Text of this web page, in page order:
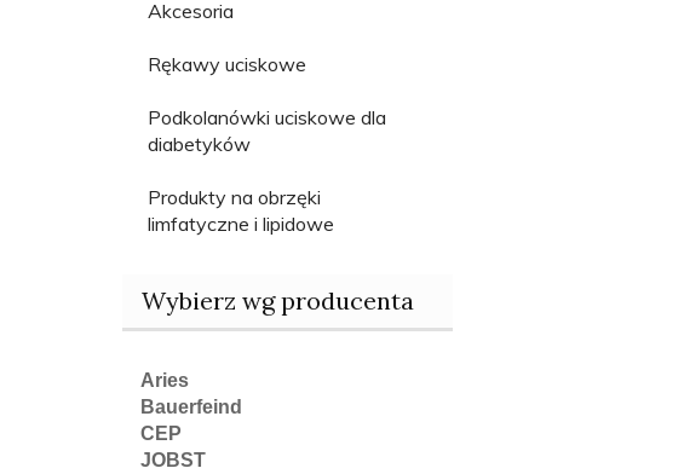
Akcesoria
Rękawy uciskowe
Podkolanówki uciskowe dla
diabetyków
Produkty na obrzęki
limfatyczne i lipidowe
Wybierz wg producenta
Aries
Bauerfeind
CEP
JOBST